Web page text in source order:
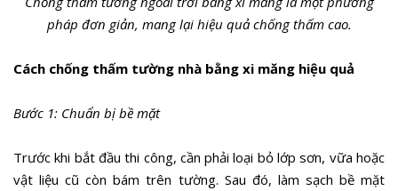
pháp đơn giản, mang lại hiệu quả chống thấm cao.
Cách chống thấm tường nhà bằng xi măng hiệu quả
Bước 1: Chuẩn bị bề mặt
Trước khi bắt đầu thi công, cần phải loại bỏ lớp sơn, vữa hoặc
vật liệu cũ còn bám trên tường. Sau đó, làm sạch bề mặt